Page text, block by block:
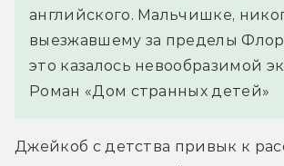
английского. Мальчишке,
выезжавшему за пределы
это казалось невообразимой
Роман «Дом странных детей»
Джейкоб с детства привык к